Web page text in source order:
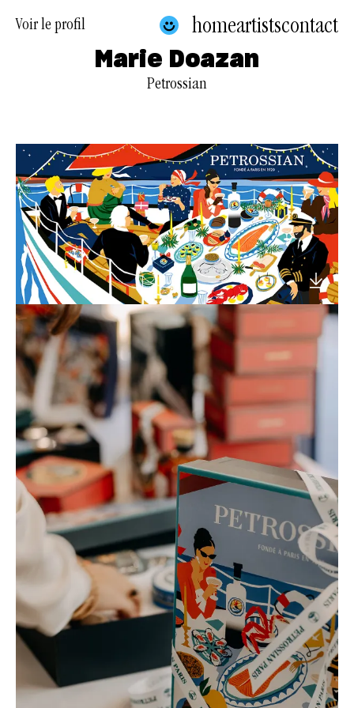
Voir le profil homeartistscontact
Marie Doazan
Petrossian